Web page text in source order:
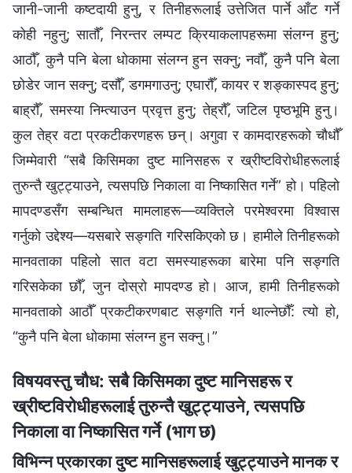
जानी-जानी कष्टदायी हुनु, र तिनीहरूलाई उत्तेजित पार्ने आँट गर्ने
कोही नहुनु; सातौँ, निरन्तर लम्पट क्रियाकलापहरूमा संलग्न हुनु;
आठौँ, कुनै पनि बेला धोकामा संलग्न हुन सक्नु; नवौँ, कुनै पनि बेला
छोडेर जान सक्नु; दसौँ, डगमगाउनु; एघारौँ, कायर र शङ्कास्पद हुनु;
बाह्रौँ, समस्या निम्त्याउन प्रवृत्त हुनु; तेह्रौँ, जटिल पृष्ठभूमि हुनु।
कुल तेह्र वटा प्रकटीकरणहरू छन्। अगुवा र कामदारहरूको चौधौँ
जिम्मेवारी “सबै किसिमका दुष्ट मानिसहरू र ख्रीष्टविरोधीहरूलाई
तुरुन्तै खुट्ट्याउने, त्यसपछि निकाला वा निष्कासित गर्ने” हो। पहिलो
मापदण्डसँग सम्बन्धित मामलाहरू—व्यक्तिले परमेश्‍वरमा विश्‍वास
गर्नुको उद्देश्य—यसबारे सङ्गति गरिसकिएको छ। हामीले तिनीहरूको
मानवताका पहिलो सात वटा समस्याहरूका बारेमा पनि सङ्गति
गरिसकेका छौँ, जुन दोस्रो मापदण्ड हो। आज, हामी तिनीहरूको
मानवताको आठौँ प्रकटीकरणबाट सङ्गति गर्न थाल्नेछौँ: त्यो हो,
“कुनै पनि बेला धोकामा संलग्न हुन सक्नु।”
विषयवस्तु चौध: सबै किसिमका दुष्ट मानिसहरू र
ख्रीष्टविरोधीहरूलाई तुरुन्तै खुट्ट्याउने, त्यसपछि
निकाला वा निष्कासित गर्ने (भाग छ)
विभिन्न प्रकारका दुष्ट मानिसहरूलाई खुट्ट्याउने मानक र